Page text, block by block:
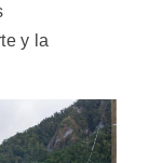
y la